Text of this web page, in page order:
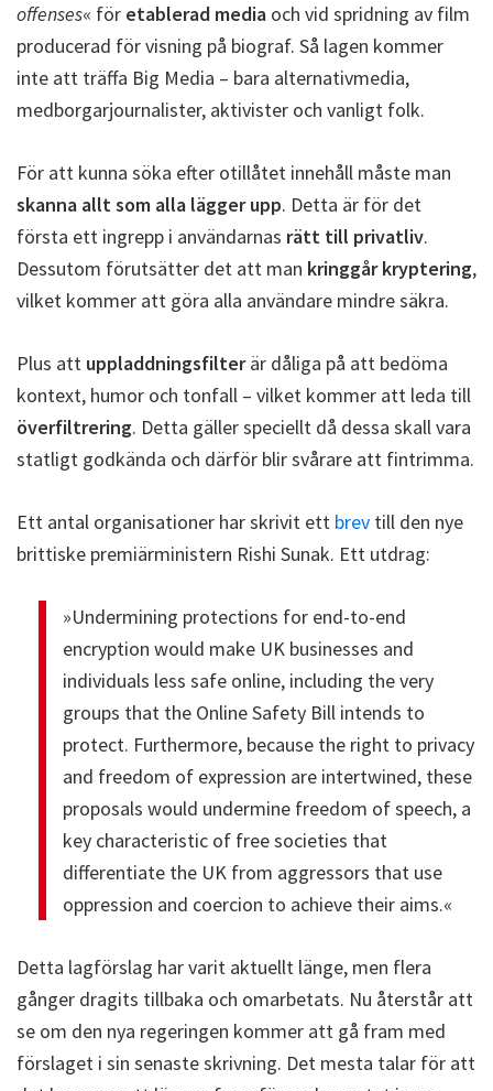
offenses« för etablerad media och vid spridning av film
producerad för visning på biograf. Så lagen kommer
inte att träffa Big Media – bara alternativmedia,
medborgarjournalister, aktivister och vanligt folk.
För att kunna söka efter otillåtet innehåll måste man
skanna allt som alla lägger upp. Detta är för det
första ett ingrepp i användarnas rätt till privatliv.
Dessutom förutsätter det att man kringgår kryptering,
vilket kommer att göra alla användare mindre säkra.
Plus att uppladdningsfilterär dåliga på att bedöma
kontext, humor och tonfall – vilket kommer att leda till
överfiltrering. Detta gäller speciellt då dessa skall vara
statligt godkända och därför blir svårare att fintrimma.
Ett antal organisationer har skrivit ett brev till den nye
brittiske premiärministern Rishi Sunak. Ett utdrag:
»Undermining protections for end-to-end
encryption would make UK businesses and
individuals less safe online, including the very
groups that the Online Safety Bill intends to
protect. Furthermore, because the right to privacy
and freedom of expression are intertwined, these
proposals would undermine freedom of speech, a
key characteristic of free societies that
differentiate the UK from aggressors that use
oppression and coercion to achieve their aims.«
Detta lagförslag har varit aktuellt länge, men flera
gånger dragits tillbaka och omarbetats. Nu återstår att
se om den nya regeringen kommer att gå fram med
förslaget i sin senaste skrivning. Det mesta talar för att